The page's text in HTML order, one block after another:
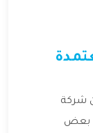
شركة
بعض